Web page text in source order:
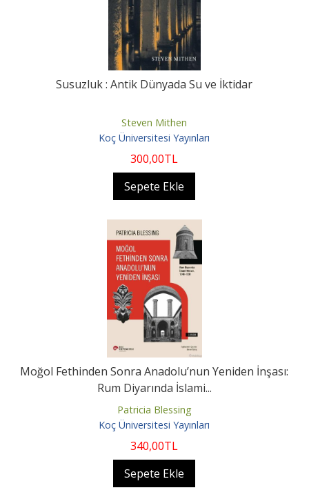
Susuzluk : Antik Dünyada Su ve İktidar
Steven Mithen
Koç Üniversitesi Yayınları
300,00TL
Sepete Ekle
Moğol Fethinden Sonra Anadolu’nun Yeniden İnşası:
Rum Diyarında İslami...
Patricia Blessing
Koç Üniversitesi Yayınları
340,00TL
Sepete Ekle